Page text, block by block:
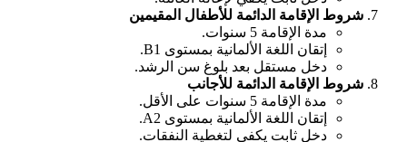
شروط الإقامة الدائمة للأطفال المقيمين
مدة الإقامة 5 سنوات.
إتقان اللغة الألمانية بمستوى B1.
دخل مستقل بعد بلوغ سن الرشد.
شروط الإقامة الدائمة للأجانب
مدة الإقامة 5 سنوات على الأقل.
إتقان اللغة الألمانية بمستوى A2.
دخل ثابت يكفي لتغطية النفقات.